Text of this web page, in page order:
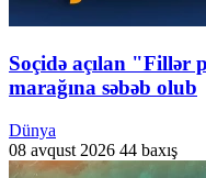
Soçidə açılan "Fillər
marağına səbəb olub
Dünya
08 avqust 2026 44 baxış